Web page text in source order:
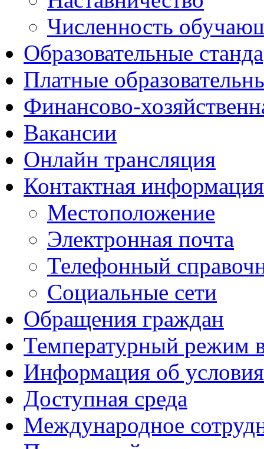
Численность
Образовательные
Платные
Финансово-
Вакансии
Онлайн трансляция
Контактная информация
Местоположение
Электронная почта
Телефонный
Социальные сети
Обращения граждан
Температурный режим
Информация об
Доступная среда
Международное